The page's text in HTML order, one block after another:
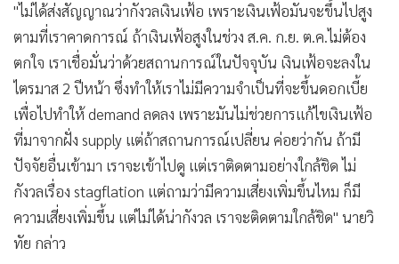
"ไม่ได้ส่งสัญญาณว่ากังวลเงินเฟ้อ เพราะเงินเฟ้อมันจะขึ้นไปสูง
ตามที่เราคาดการณ์ ถ้าเงินเฟ้อสูงในช่วง ส.ค. ก.ย. ต.ค.ไม่ต้อง
ตกใจ เราเชื่อมั่นว่าด้วยสถานการณ์ในปัจจุบัน เงินเฟ้อจะลงใน
ไตรมาส 2 ปีหน้า ซึ่งทำให้เราไม่มีความจำเป็นที่จะขึ้นดอกเบี้ย
เพื่อไปทำให้ demand ลดลง เพราะมันไม่ช่วยการแก้ไขเงินเฟ้อ
ที่มาจากฝั่ง supply แต่ถ้าสถานการณ์เปลี่ยน ค่อยว่ากัน ถ้ามี
ปัจจัยอื่นเข้ามา เราจะเข้าไปดู แต่เราติดตามอย่างใกล้ชิด ไม่
กังวลเรื่อง stagflation แต่ถามว่ามีความเสี่ยงเพิ่มขึ้นไหม ก็มี
ความเสี่ยงเพิ่มขึ้น แต่ไม่ได้น่ากังวล เราจะติดตามใกล้ชิด" นายวิ
ทัย กล่าว